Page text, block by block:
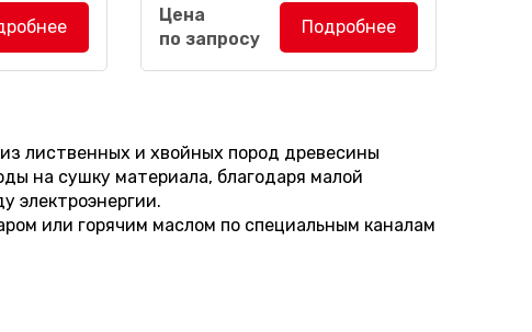
17
Дыхательный пресс DPFV-15
предназначен для сушки
Цена
по запросу
Подробнее
лиственных и хвойных пород древесины
на сушку материала, благодаря малой
электроэнергии.
или горячим маслом по специальным каналам